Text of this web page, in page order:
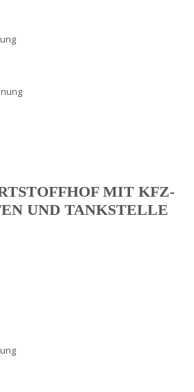
MIT KFZ-
UND TANKSTELLE